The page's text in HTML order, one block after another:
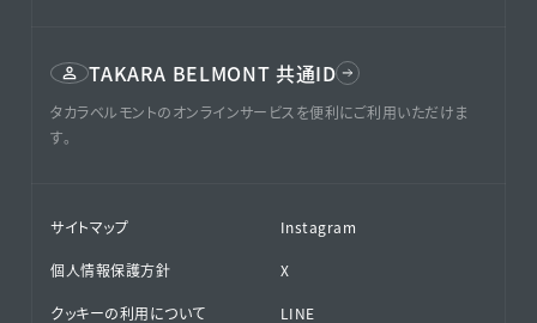
TAKARA BELMONT 共通ID
タカラベルモントのオンラインサービスを便利にご利用いただけま
す。
サイトマップ
個人情報保護方針
クッキーの利用について
Instagram
X
LINE